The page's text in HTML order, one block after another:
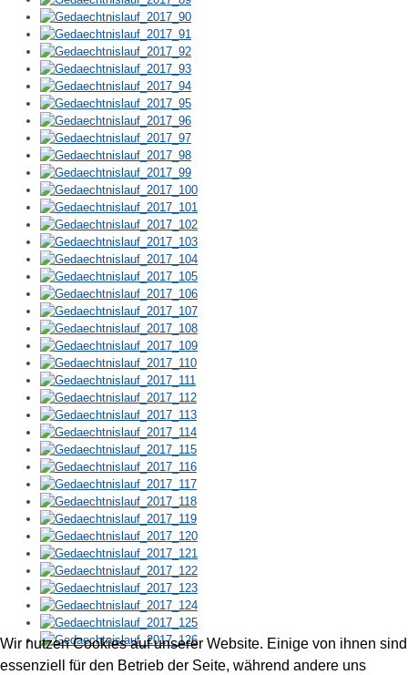
Wir nutzen Cookies auf unserer Website. Einige von ihnen sind
essenziell für den Betrieb der Seite, während andere uns